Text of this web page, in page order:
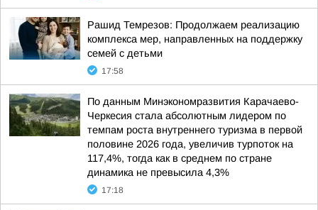
Рашид Темрезов: Продолжаем реализацию
комплекса мер, направленных на поддержку
семей с детьми
17:58
По данным Минэкономразвития Карачаево-
Черкесия стала абсолютным лидером по
темпам роста внутреннего туризма в первой
половине 2026 года, увеличив турпоток на
117,4%, тогда как в среднем по стране
динамика не превысила 4,3%
17:18